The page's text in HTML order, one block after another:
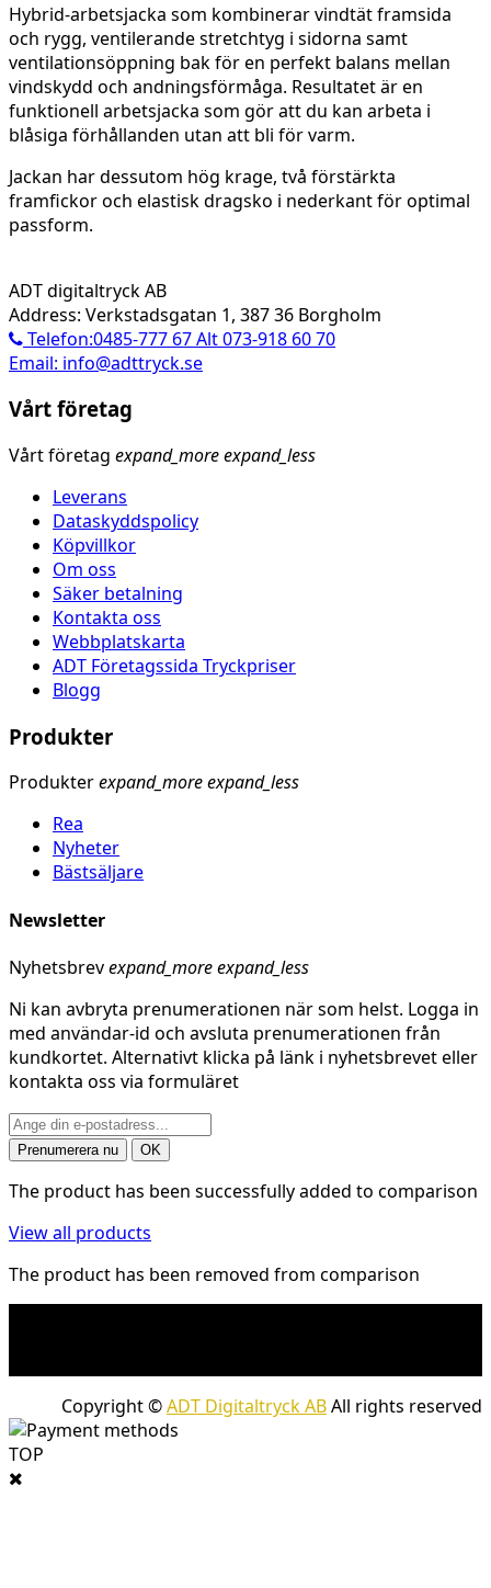
Hybrid-arbetsjacka som kombinerar vindtät framsida
och rygg, ventilerande stretchtyg i sidorna samt
ventilationsöppning bak för en perfekt balans mellan
vindskydd och andningsförmåga. Resultatet är en
funktionell arbetsjacka som gör att du kan arbeta i
blåsiga förhållanden utan att bli för varm.
Jackan har dessutom hög krage, två förstärkta
framfickor och elastisk dragsko i nederkant för optimal
passform.
ADT digitaltryck AB
Address: Verkstadsgatan 1, 387 36 Borgholm
Telefon:0485-777 67 Alt 073-918 60 70
Email: info@adttryck.se
Vårt företag
Vårt företag expand_moreexpand_less
Leverans
Dataskyddspolicy
Köpvillkor
Om oss
Säker betalning
Kontakta oss
Webbplatskarta
ADT Företagssida Tryckpriser
Blogg
Produkter
Produkterexpand_moreexpand_less
Rea
Nyheter
Bästsäljare
Newsletter
Nyhetsbrevexpand_moreexpand_less
Ni kan avbryta prenumerationen när som helst. Logga in
med användar-id och avsluta prenumerationen från
kundkortet. Alternativt klicka på länk i nyhetsbrevet eller
kontakta oss via formuläret
The product has been successfully added to comparison
View all products
The product has been removed from comparison
Copyright ©ADT Digitaltryck ABAll rights reserved
TOP